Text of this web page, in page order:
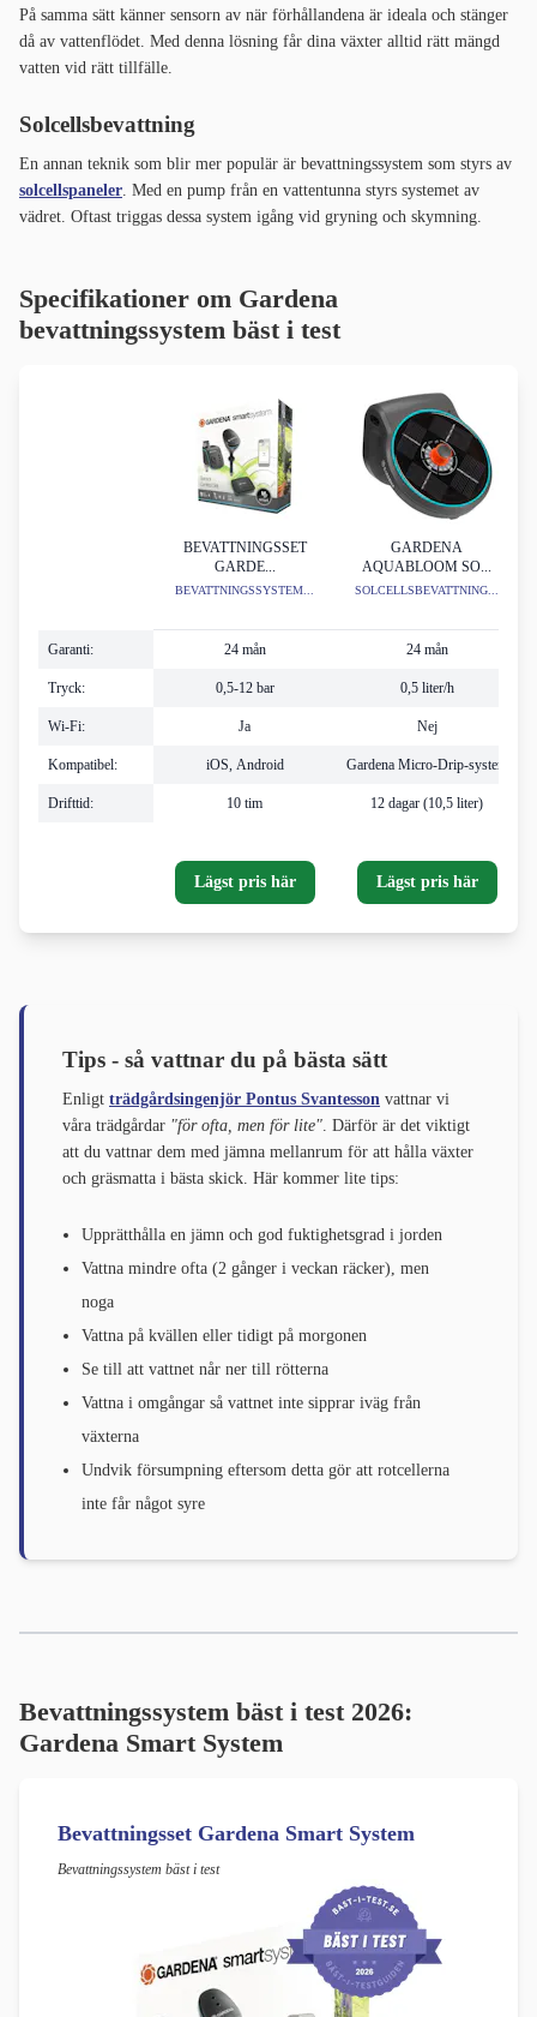
På samma sätt känner sensorn av när förhållandena är ideala och stänger
då av vattenflödet. Med denna lösning får dina växter alltid rätt mängd
vatten vid rätt tillfälle.
Solcellsbevattning
En annan teknik som blir mer populär är bevattningssystem som styrs av
solcellspaneler . Med en pump från en vattentunna styrs systemet av
vädret. Oftast triggas dessa system igång vid gryning och skymning.
Specifikationer om Gardena
bevattningssystem bäst i test
Garanti:
Tryck:
Wi-Fi:
Kompatibel:
Drifttid:
BEVATTNINGSSET
GARDE...
BEVATTNINGSSYSTEM...
24 mån
0,5-12 bar
Ja
iOS, Android
10 tim
Lägst pris här
GARDENA
AQUABLOOM SO...
SOLCELLSBEVATTNING...
24 mån
0,5 liter/h
Nej
Gardena Micro-Drip-system
12 dagar (10,5 liter)
Lägst pris här
Tips - så vattnar du på bästa sätt
Enligt trädgårdsingenjör Pontus Svantesson vattnar vi
våra trädgårdar "för ofta, men för lite" . Därför är det viktigt
att du vattnar dem med jämna mellanrum för att hålla växter
och gräsmatta i bästa skick. Här kommer lite tips:
Upprätthålla en jämn och god fuktighetsgrad i jorden
Vattna mindre ofta (2 gånger i veckan räcker), men
noga
Vattna på kvällen eller tidigt på morgonen
Se till att vattnet når ner till rötterna
Vattna i omgångar så vattnet inte sipprar iväg från
växterna
Undvik försumpning eftersom detta gör att rotcellerna
inte får något syre
Bevattningssystem bäst i test 2026:
Gardena Smart System
Bevattningsset Gardena Smart System
Bevattningssystem bäst i test